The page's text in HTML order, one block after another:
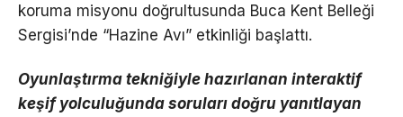
koruma misyonu doğrultusunda Buca Kent Belleği
Sergisi’nde “Hazine Avı” etkinliği başlattı.
Oyunlaştırma tekniğiyle hazırlanan interaktif
keşif yolculuğunda soruları doğru yanıtlayan